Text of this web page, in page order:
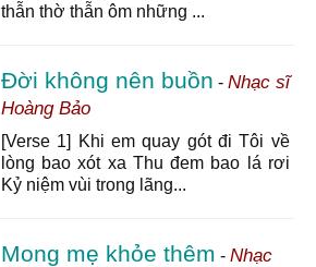
thẫn thờ thẫn ôm những ...
Đời không nên buồn - Nhạc sĩ
Hoàng Bảo
[Verse 1] Khi em quay gót đi Tôi về
lòng bao xót xa Thu đem bao lá rơi
Kỷ niệm vùi trong lãng...
Mong mẹ khỏe thêm - Nhạc